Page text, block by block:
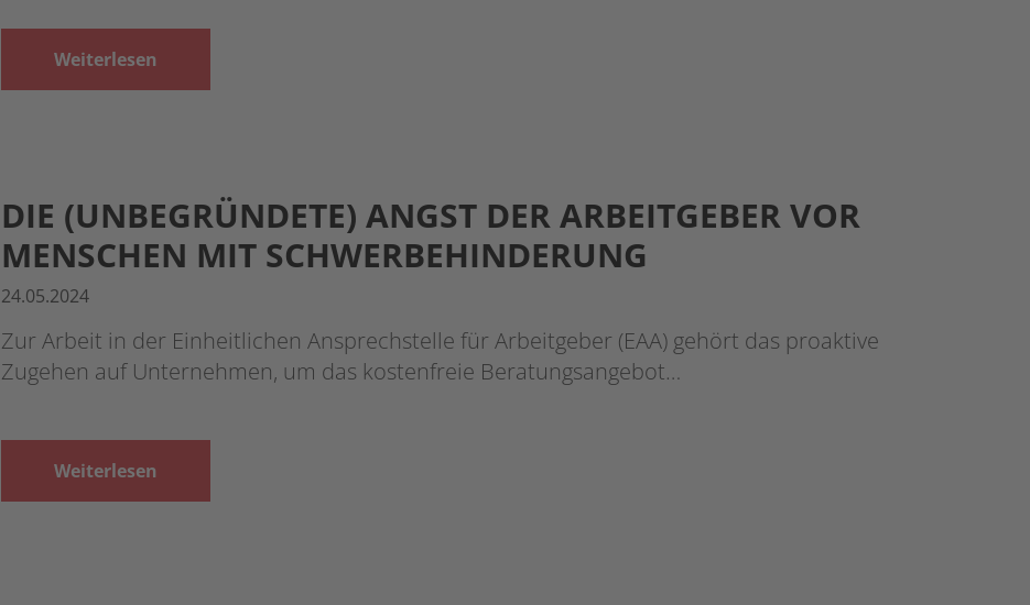
Weiterlesen
DIE (UNBEGRÜNDETE) ANGST DER ARBEITGEBER VOR
MENSCHEN MIT SCHWERBEHINDERUNG
24.05.2024
Zur Arbeit in der Einheitlichen Ansprechstelle für Arbeitgeber (EAA) gehört das proaktive
Zugehen auf Unternehmen, um das kostenfreie Beratungsangebot…
Weiterlesen